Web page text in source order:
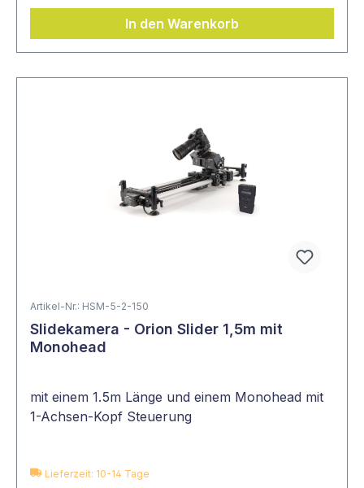
In den Warenkorb
Artikel-Nr.: HSM-5-2-150
Slidekamera - Orion Slider 1,5m mit
Monohead
mit einem 1.5m Länge und einem Monohead mit
1-Achsen-Kopf Steuerung
Lieferzeit: 10-14 Tage